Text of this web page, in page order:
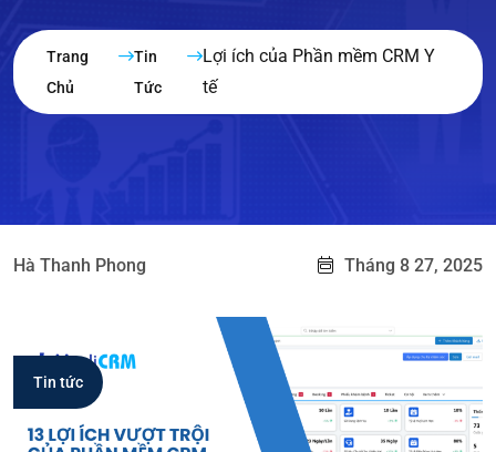
Trang
Chủ
Tin
Tức
Lợi ích của Phần mềm CRM Y
tế
Hà Thanh Phong Tháng 8 27, 2025
Tin tức